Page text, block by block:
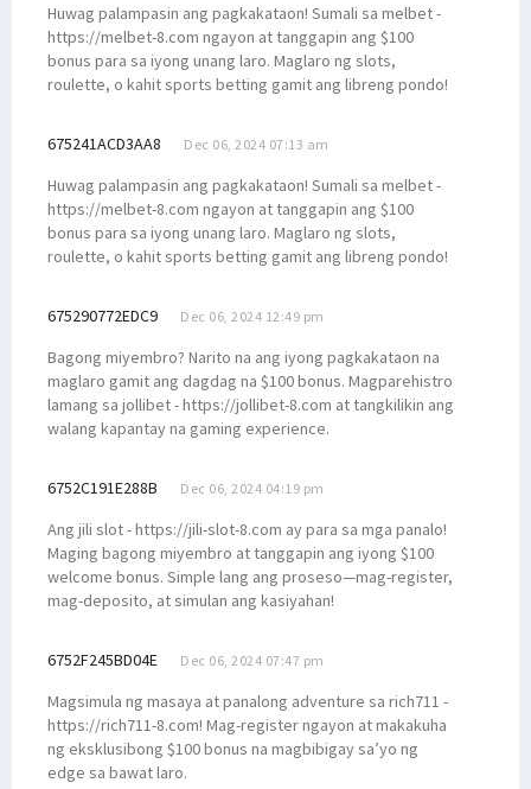
Huwag palampasin ang pagkakataon! Sumali sa melbet -
https://melbet-8.com ngayon at tanggapin ang $100
bonus para sa iyong unang laro. Maglaro ng slots,
roulette, o kahit sports betting gamit ang libreng pondo!
675241ACD3AA8 Dec 06, 2024 07:13 am
Huwag palampasin ang pagkakataon! Sumali sa melbet -
https://melbet-8.com ngayon at tanggapin ang $100
bonus para sa iyong unang laro. Maglaro ng slots,
roulette, o kahit sports betting gamit ang libreng pondo!
675290772EDC9 Dec 06, 2024 12:49 pm
Bagong miyembro? Narito na ang iyong pagkakataon na
maglaro gamit ang dagdag na $100 bonus. Magparehistro
lamang sa jollibet - https://jollibet-8.com at tangkilikin ang
walang kapantay na gaming experience.
6752C191E288B Dec 06, 2024 04:19 pm
Ang jili slot - https://jili-slot-8.com ay para sa mga panalo!
Maging bagong miyembro at tanggapin ang iyong $100
welcome bonus. Simple lang ang proseso—mag-register,
mag-deposito, at simulan ang kasiyahan!
6752F245BD04E Dec 06, 2024 07:47 pm
Magsimula ng masaya at panalong adventure sa rich711 -
https://rich711-8.com! Mag-register ngayon at makakuha
ng eksklusibong $100 bonus na magbibigay sa’yo ng
edge sa bawat laro.